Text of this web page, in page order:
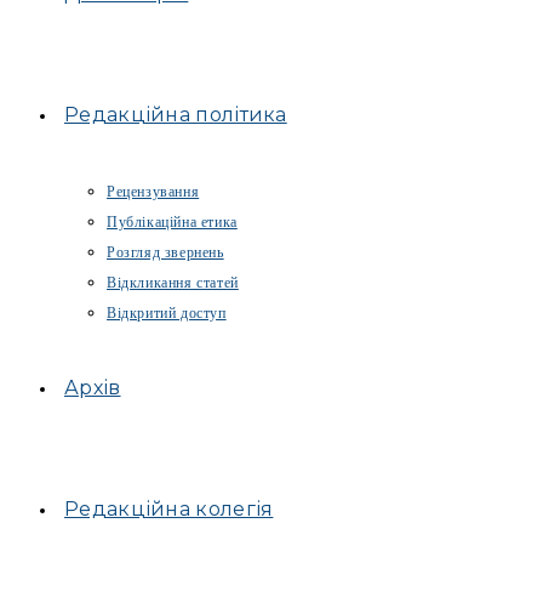
Редакційна політика
Рецензування
Публікаційна етика
Розгляд звернень
Відкликання статей
Відкритий доступ
Архів
Редакційна колегія